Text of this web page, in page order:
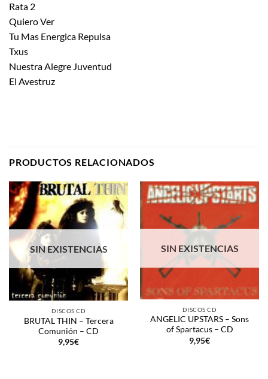
Rata 2
Quiero Ver
Tu Mas Energica Repulsa
Txus
Nuestra Alegre Juventud
El Avestruz
PRODUCTOS RELACIONADOS
SIN EXISTENCIAS
DISCOS CD
BRUTAL THIN – Tercera
Comunión – CD
9,95€
SIN EXISTENCIAS
DISCOS CD
ANGELIC UPSTARS – Sons
of Spartacus – CD
9,95€